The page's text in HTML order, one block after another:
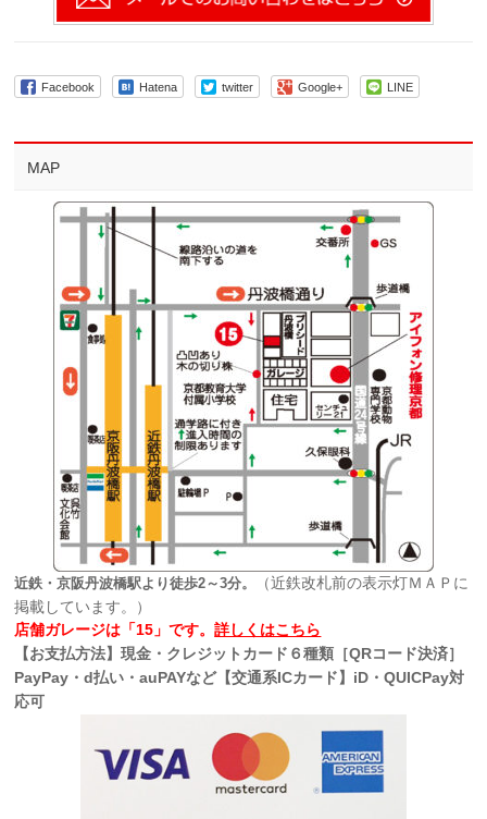
Facebook Hatena twitter Google+ LINE
MAP
近鉄・京阪丹波橋駅より徒歩2～3分。
（近鉄改札前の表示灯ＭＡＰに
掲載しています。）
店舗ガレージは「15」です。詳しくはこちら
【お支払方法】現金・クレジットカード６種類［QRコード決済］
PayPay・d払い・auPAYなど【交通系ICカード】iD・QUICPay対
応可